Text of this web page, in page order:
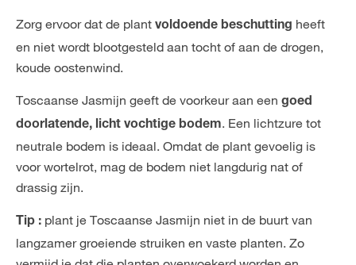
Zorg ervoor dat de plant voldoende beschutting heeft
en niet wordt blootgesteld aan tocht of aan de drogen,
koude oostenwind.
Toscaanse Jasmijn geeft de voorkeur aan een goed
doorlatende, licht vochtige bodem. Een lichtzure tot
neutrale bodem is ideaal. Omdat de plant gevoelig is
voor wortelrot, mag de bodem niet langdurig nat of
drassig zijn.
Tip : plant je Toscaanse Jasmijn niet in de buurt van
langzamer groeiende struiken en vaste planten. Zo